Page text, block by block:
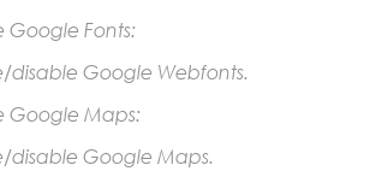
Fonts:
disable Google Webfonts.
Google Maps:
disable Google Maps.